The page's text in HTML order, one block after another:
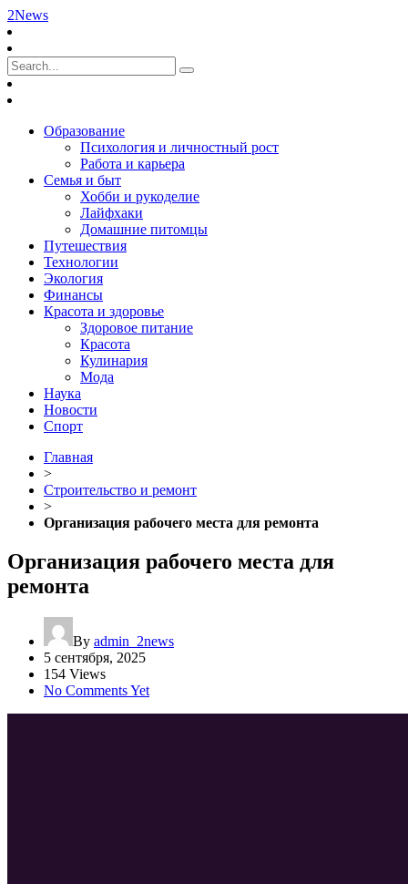
2News
Образование
Психология и личностный рост
Работа и карьера
Семья и быт
Хобби и рукоделие
Лайфхаки
Домашние питомцы
Путешествия
Технологии
Экология
Финансы
Красота и здоровье
Здоровое питание
Красота
Кулинария
Мода
Наука
Новости
Спорт
Главная
>
Строительство и ремонт
>
Организация рабочего места для ремонта
Организация рабочего места для
ремонта
By admin_2news
5 сентября, 2025
154 Views
No Comments Yet